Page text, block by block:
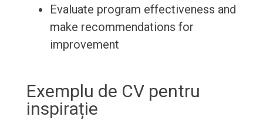
Evaluate program effectiveness and
make recommendations for
improvement
Exemplu de CV pentru
inspirație